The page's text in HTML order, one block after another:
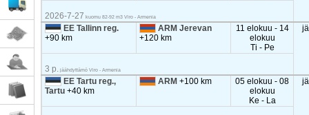
2026-7-27 kuomu 82-92 m3 Viro - Armenia
EE Tallinn reg.
+90 km
ARM Jerevan
+120 km
11 elokuu - 14
elokuu
Ti - Pe
3 p. jäähdyttämö Viro - Armenia
EE Tartu reg.,
Tartu+40 km
ARM+100 km
05 elokuu - 08
elokuu
Ke - La